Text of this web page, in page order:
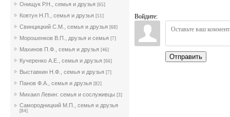
Онищук Р.Н., семья и друзья [65]
Ковтун Н.П., семья и друзья [51]
Свинцицкий С.М., семья и друзья [68]
Морошенков В.П., друзья и семья [7]
Махинов П.Ф., семья и друзья [46]
Кучеренко А.Е., семья и друзья [66]
Выставкин Н.Ф., семья и друзья [7]
Панов Ф.А., семья и друзья [82]
Михаил Левин: семья и сослуживцы [3]
Самородницкий М.П., семья и друзья
[84]
Войдите:
Отправить